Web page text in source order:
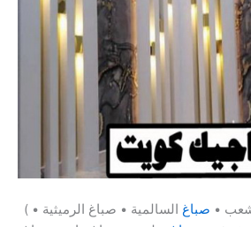
( • صباغ السالمية • صباغ الرميثية •